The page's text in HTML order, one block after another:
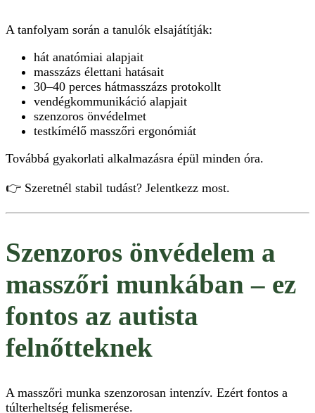
A tanfolyam során a tanulók elsajátítják:
hát anatómiai alapjait
masszázs élettani hatásait
30–40 perces hátmasszázs protokollt
vendégkommunikáció alapjait
szenzoros önvédelmet
testkímélő masszőri ergonómiát
Továbbá gyakorlati alkalmazásra épül minden óra.
👉 Szeretnél stabil tudást? Jelentkezz most.
Szenzoros önvédelem a
masszőri munkában – ez
fontos az autista
felnőtteknek
A masszőri munka szenzorosan intenzív. Ezért fontos a
túlterheltség felismerése.